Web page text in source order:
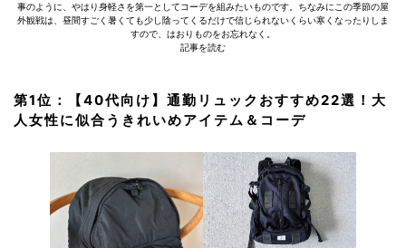
事のように、やはり身軽さを第一としてコーデを組みたいものです。ちなみにこの季節の屋
外観戦は、昼間すごく暑くても少し陰ってくるだけで信じられないくらい寒くなったりしま
すので、はおりものをお忘れなく。
記事を読む
第1位：【40代向け】通勤リュックおすすめ22選！大
人女性に似合うきれいめアイテム＆コーデ